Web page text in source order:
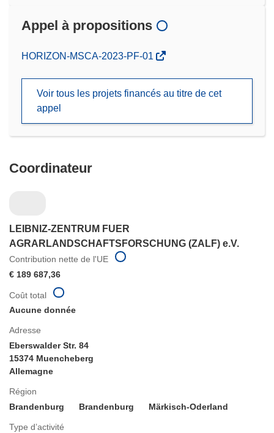
Appel à propositions
(s’ouvre
nouvelle
fenêtre)
HORIZON-MSCA-2023-PF-01
Voir tous les projets financés au titre de cet
appel
Coordinateur
LEIBNIZ-ZENTRUM FUER
AGRARLANDSCHAFTSFORSCHUNG (ZALF) e.V.
Contribution nette de l'UE
€ 189 687,36
Adresse
Eberswalder Str. 84
15374 Muencheberg
Allemagne
Région
Brandenburg
Brandenburg Märkisch-Oderland
Type d’activité
Coût total
Aucune donnée